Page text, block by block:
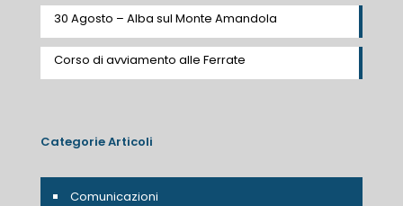
30 Agosto – Alba sul Monte Amandola
Corso di avviamento alle Ferrate
Categorie Articoli
Comunicazioni